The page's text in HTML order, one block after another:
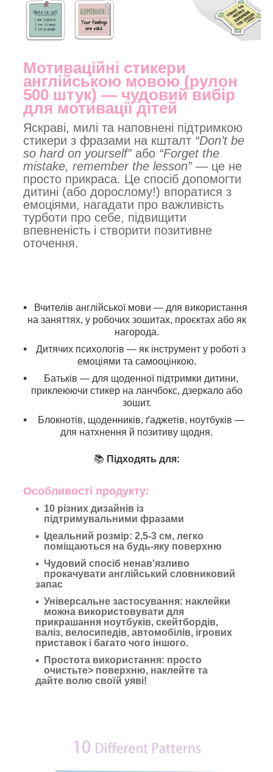
Мотиваційні стикери
англійською мовою (рулон
500 штук) — чудовий вибір
для мотивації дітей
Яскраві, милі та наповнені підтримкою
стикери з фразами на кшталт “Don’t be
so hard on yourself”або “Forget the
mistake, remember the lesson”— це не
просто прикраса. Це спосіб допомогти
дитині (або дорослому!) впоратися з
емоціями, нагадати про важливість
турботи про себе, підвищити
впевненість і створити позитивне
оточення.
Особливості продукту:
10 різних дизайнів із
підтримувальними фразами
Ідеальний розмір: 2,5-3 см, легко
поміщаються на будь-яку поверхню
Чудовий спосіб ненав'язливо
прокачувати англійський словниковий
запас
Універсальне застосування: наклейки
можна використовувати для
прикрашання ноутбуків, скейтбордів,
валіз, велосипедів, автомобілів, ігрових
приставок і багато чого іншого.
Простота використання: просто
очистьте> поверхню, наклейте та
дайте волю своїй уяві!
📚 Підходять для:
Вчителів англійської мови — для використання
на заняттях, у робочих зошитах, проєктах або як
нагорода.
Дитячих психологів — як інструмент у роботі з
емоціями та самооцінкою.
Батьків — для щоденної підтримки дитини,
приклеюючи стикер на ланчбокс, дзеркало або
зошит.
Блокнотів, щоденників, ґаджетів, ноутбуків —
для натхнення й позитиву щодня.